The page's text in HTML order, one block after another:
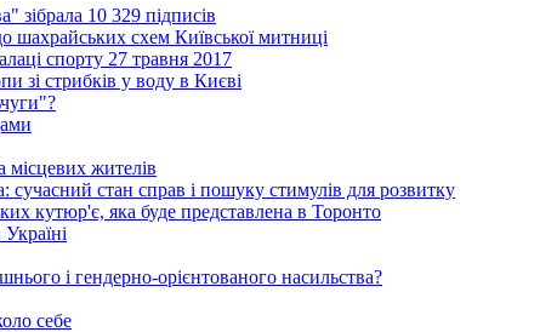
10 329 підписів
схем Київської митниці
спорту 27 травня 2017
зі стрибків у воду в Києві
місцевих жителів
стан справ і пошуку стимулів для розвитку
кутюр'є, яка буде представлена в Торонто
і гендерно-орієнтованого насильства?
себе